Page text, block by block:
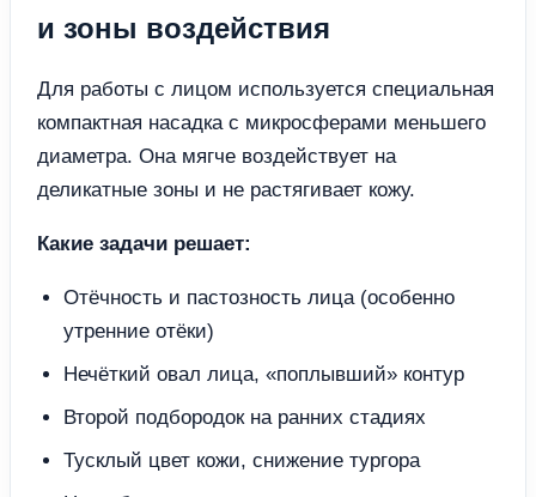
и зоны воздействия
Для работы с лицом используется специальная
компактная насадка с микросферами меньшего
диаметра. Она мягче воздействует на
деликатные зоны и не растягивает кожу.
Какие задачи решает:
Отёчность и пастозность лица (особенно
утренние отёки)
Нечёткий овал лица, «поплывший» контур
Второй подбородок на ранних стадиях
Тусклый цвет кожи, снижение тургора